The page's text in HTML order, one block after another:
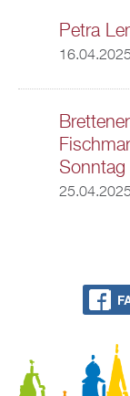
Petra
Sonntag